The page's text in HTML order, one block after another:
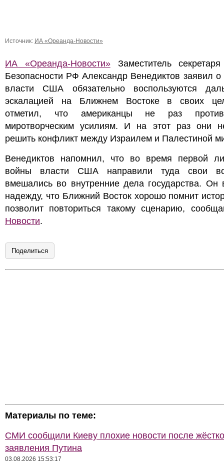
Источник: ИА «Ореанда-Новости»
ИА «Ореанда-Новости»Заместитель
Безопасности РФ Александр Венедиктов заявил о
власти США обязательно воспользуются
эскалацией на Ближнем Востоке в своих
отметил, что американцы не раз
миротворческим усилиям. И на этот раз они
решить конфликт между Израилем и Палестиной
Венедиктов напомнил, что во время первой
войны власти США направили туда свои
вмешались во внутренние дела государства. Он
надежду, что Ближний Восток хорошо помнит
позволит повториться такому сценарию,
Новости.
Поделиться
Материалы по теме:
СМИ сообщили Киеву плохие новости после
заявления Путина
03.08.2026 15:53:17